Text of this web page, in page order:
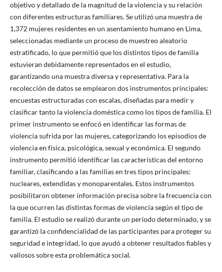
objetivo y detallado de la magnitud de la violencia y su relación
con diferentes estructuras familiares. Se utilizó una muestra de
1,372 mujeres residentes en un asentamiento humano en Lima,
seleccionadas mediante un proceso de muestreo aleatorio
estratificado, lo que permitió que los distintos tipos de familia
estuvieran debidamente representados en el estudio,
garantizando una muestra diversa y representativa. Para la
recolección de datos se emplearon dos instrumentos principales:
encuestas estructuradas con escalas, diseñadas para medir y
clasificar tanto la violencia doméstica como los tipos de familia. El
primer instrumento se enfocó en identificar las formas de
violencia sufrida por las mujeres, categorizando los episodios de
violencia en física, psicológica, sexual y económica. El segundo
instrumento permitió identificar las características del entorno
familiar, clasificando a las familias en tres tipos principales:
nucleares, extendidas y monoparentales. Estos instrumentos
posibilitaron obtener información precisa sobre la frecuencia con
la que ocurren las distintas formas de violencia según el tipo de
familia. El estudio se realizó durante un período determinado, y se
garantizó la confidencialidad de las participantes para proteger su
seguridad e integridad, lo que ayudó a obtener resultados fiables y
valiosos sobre esta problemática social.